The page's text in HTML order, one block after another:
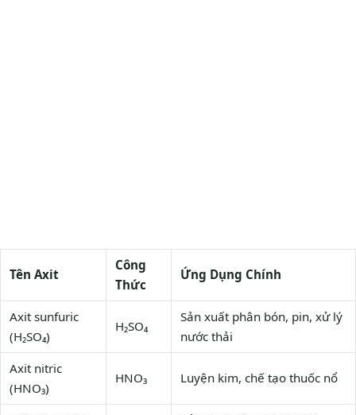
Tên Axit
Công
Thức
Ứng Dụng Chính
Axit sunfuric
(H₂SO₄)
H₂SO₄
Sản xuất phân bón, pin, xử lý
nước thải
Axit nitric
(HNO₃)
HNO₃ Luyện kim, chế tạo thuốc nổ